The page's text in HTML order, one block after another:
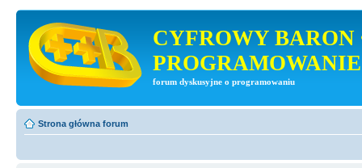
CYFROWY BARON
PROGRAMOWANIE
forum dyskusyjne o programowaniu
Strona główna forum